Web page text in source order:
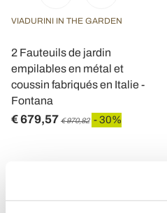
VIADURINI IN THE GARDEN
2 Fauteuils de jardin
empilables en métal et
coussin fabriqués en Italie -
Fontana
€ 679,57 € 970,82 - 30%